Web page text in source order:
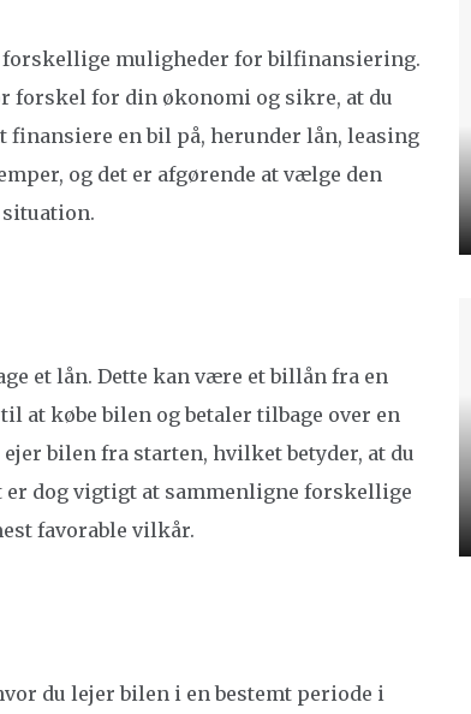
forskellige muligheder for bilfinansiering.
forskel for din økonomi og sikre, at du
finansiere en bil på, herunder lån, leasing
og det er afgørende at vælge den
et lån. Dette kan være et billån fra en
at købe bilen og betaler tilbage over en
bilen fra starten, hvilket betyder, at du
er dog vigtigt at sammenligne forskellige
favorable vilkår.
du lejer bilen i en bestemt periode i